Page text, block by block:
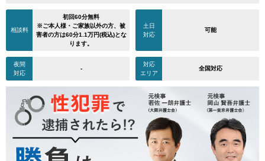
相談料
初回60分無料
※ご本人様・ご家族以外の方、被
害者の方は60分1.1万円(税込)とな
ります。
土日
対応
可能
夜間
対応
-
対応
エリア
全国対応